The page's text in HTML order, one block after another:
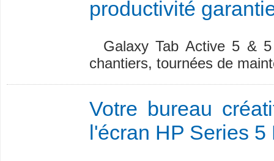
productivité
Galaxy Tab Active 5 &
chantiers, tournées de
Votre bureau
l'écran HP Series